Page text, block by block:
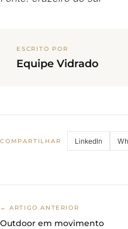
ESCRITO POR
Equipe Vidrado
COMPARTILHAR LinkedIn
← ARTIGO ANTERIOR
Outdoor em movimento